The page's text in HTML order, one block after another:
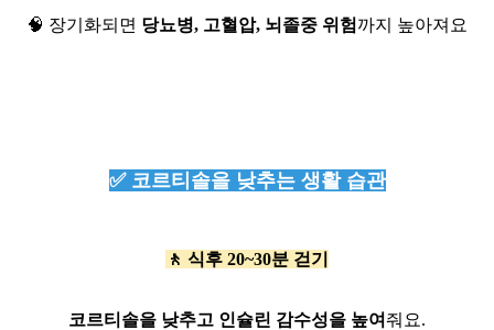
🧠 장기화되면 당뇨병, 고혈압, 뇌졸중 위험 까지 높아져요
✅ 코르티솔을 낮추는 생활 습관
🚶 식후 20~30분 걷기
코르티솔을 낮추고 인슐린 감수성을 높여줘요.